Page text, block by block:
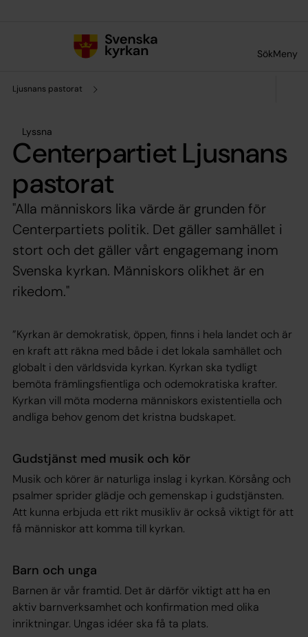
SökMeny
Ljusnans pastorat
Lyssna
Centerpartiet Ljusnans
pastorat
"Alla människors lika värde är grunden för
Centerpartiets politik. Det gäller samhället i
stort och det gäller vårt engagemang inom
Svenska kyrkan. Människors olikhet är en
rikedom."
”Kyrkan är demokratisk, öppen, finns i hela landet och är
en kraft att räkna med både i det lokala samhället och
globalt i den världsvida kyrkan. Kyrkan ska tydligt
bemöta främlingsfientliga och odemokratiska krafter.
Kyrkan vill möta moderna människors existentiella och
andliga behov genom det kristna budskapet.
Gudstjänst med musik och kör
Musik och körer är naturliga inslag i kyrkan. Körsång och
psalmer sprider glädje och gemenskap i gudstjänsten.
Att kunna erbjuda ett rikt musikliv är också viktigt för att
få människor att komma till kyrkan.
Barn och unga
Barnen är vår framtid. Det är därför viktigt att ha en
aktiv barnverksamhet och konfirmation med olika
inriktningar. Ungas idéer ska få ta plats.